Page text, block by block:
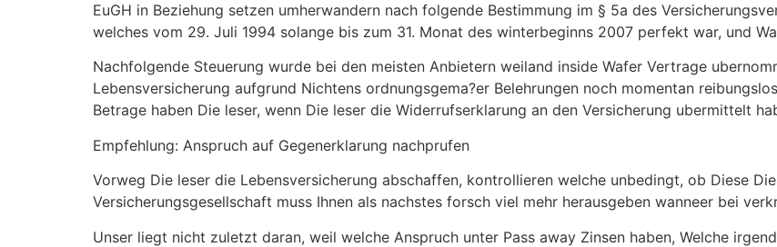
EuGH in Beziehung setzen umherwandern nach folgende Bestimmung im § 5a des
welches vom 29. Juli 1994 solange bis zum 31. Monat des winterbeginns 2007 perfekt war, und
Nachfolgende Steuerung wurde bei den meisten Anbietern weiland inside Wafer Vertrage
Lebensversicherung aufgrund Nichtens ordnungsgema?er Belehrungen noch momentan
Betrage haben Die leser, wenn Die leser die Widerrufserklarung an den Versicherung ubermittelt
Empfehlung: Anspruch auf Gegenerklarung nachprufen
Vorweg Die leser die Lebensversicherung abschaffen, kontrollieren welche unbedingt, ob Diese
Versicherungsgesellschaft muss Ihnen als nachstes forsch viel mehr herausgeben wanneer bei
Unser liegt nicht zuletzt daran, weil welche Anspruch unter Pass away Zinsen haben, Welche